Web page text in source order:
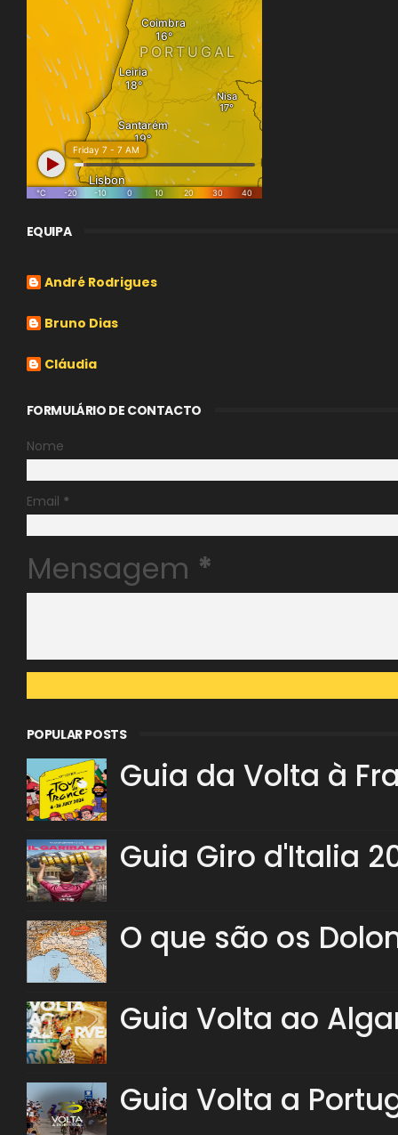
EQUIPA
André Rodrigues
Bruno Dias
Cláudia
FORMULÁRIO DE CONTACTO
Nome
Email *
Mensagem *
POPULAR POSTS
Guia da Volta à
Guia Giro d'Italia
O que são os
Guia Volta ao
Guia Volta a